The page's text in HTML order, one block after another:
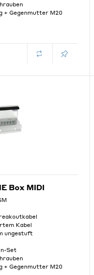
+ Gegenmutter M20
Box MIDI
Kabel
ungestuft
Set
+ Gegenmutter M20